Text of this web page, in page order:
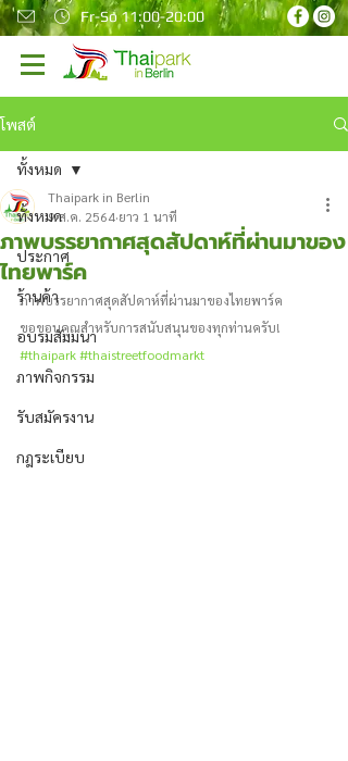
Fr-So 11:00-20:00
โพสต์
ทั้งหมด
ประกาศ
ร้านค้า
อบรมสัมมนา
ภาพกิจกรรม
รับสมัครงาน
กฎระเบียบ
ทั้งหมด
ภาพบรรยากาศสุดสัปดาห์ที่ผ่านมาของ
ไทยพาร์ค
Thaipark in Berlin
9 ส.ค. 2564 ยาว 1 นาที
ภาพบรรยากาศสุดสัปดาห์ที่ผ่านมาของไทยพาร์ค
ขอขอบคุณสําหรับการสนับสนุนของทุกท่านครับ!
#thaipark#thaistreetfoodmarkt